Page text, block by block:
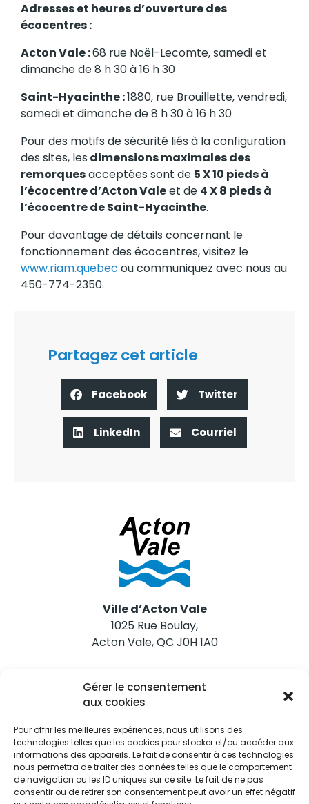
Gérer le consentement
aux cookies
Pour offrir les meilleures expériences, nous utilisons des
technologies telles que les cookies pour stocker et/ou accéder aux
informations des appareils. Le fait de consentir à ces technologies
nous permettra de traiter des données telles que le comportement
de navigation ou les ID uniques sur ce site. Le fait de ne pas
consentir ou de retirer son consentement peut avoir un effet négatif
Adresses et heures d’ouverture des
écocentres :
Acton Vale :68 rue Noël-Lecomte, samedi et
dimanche de 8 h 30 à 16 h 30
Saint-Hyacinthe :1880, rue Brouillette, vendredi,
samedi et dimanche de 8 h 30 à 16 h 30
Pour des motifs de sécurité liés à la configuration
des sites, les dimensions maximales des
remorquesacceptées sont de 5 X 10 pieds à
l’écocentre d’Acton Valeet de 4 X 8 pieds à
l’écocentre de Saint-Hyacinthe.
Pour davantage de détails concernant le
fonctionnement des écocentres, visitez le
www.riam.quebec ou communiquez avec nous au
450-774-2350.
Partagez cet article
Facebook Twitter
LinkedIn Courriel
Ville d’Acton Vale
1025 Rue Boulay,
Acton Vale, QC J0H 1A0
Nous joindre
Tél. 450 546-2703
Restez informés